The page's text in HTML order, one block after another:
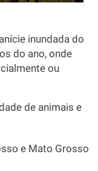
inundada do
do ano, onde
ou
de animais e
e Mato Grosso